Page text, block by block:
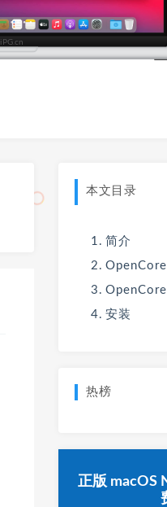
本文目录
简介
OpenCore
安装
热榜
正版 macOS